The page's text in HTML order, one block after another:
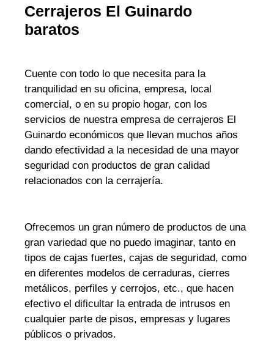
Cerrajeros El Guinardo
baratos
Cuente con todo lo que necesita para la
tranquilidad en su oficina, empresa, local
comercial, o en su propio hogar, con los
servicios de nuestra empresa de cerrajeros El
Guinardo económicos que llevan muchos años
dando efectividad a la necesidad de una mayor
seguridad con productos de gran calidad
relacionados con la cerrajería.
Ofrecemos un gran número de productos de una
gran variedad que no puedo imaginar, tanto en
tipos de cajas fuertes, cajas de seguridad, como
en diferentes modelos de cerraduras, cierres
metálicos, perfiles y cerrojos, etc., que hacen
efectivo el dificultar la entrada de intrusos en
cualquier parte de pisos, empresas y lugares
públicos o privados.